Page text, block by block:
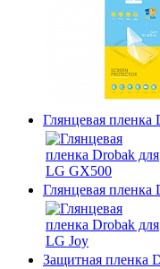
Глянцевая
Глянцевая пленка
Защитная пленка